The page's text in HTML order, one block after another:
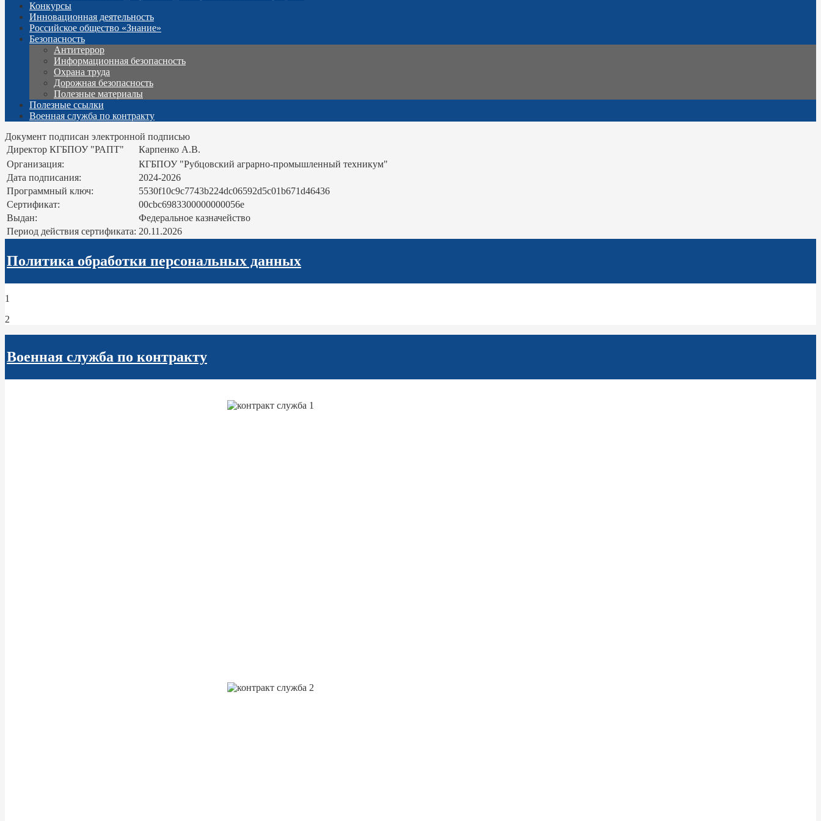
Конкурсы
Инновационная деятельность
Российское общество «Знание»
Безопасность
Антитеррор
Информационная безопасность
Охрана труда
Дорожная безопасность
Полезные материалы
Полезные ссылки
Военная служба по контракту
Документ подписан электронной подписью
Директор КГБПОУ "РАПТ"
Карпенко А.В.
Организация:
КГБПОУ "Рубцовский аграрно-промышленный техникум"
Дата подписания:
2024-2026
Программный ключ:
5530f10c9c7743b224dc06592d5c01b671d46436
Сертификат:
00cbc6983300000000056e
Выдан:
Федеральное казначейство
Период действия сертификата: 20.11.2026
Политика обработки персональных данных
1
2
Военная служба по контракту